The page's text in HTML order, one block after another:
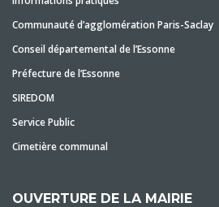
Communauté d’agglomération Paris-Saclay
Conseil départemental de l’Essonne
Préfecture de l’Essonne
SIREDOM
Service Public
Cimetière communal
OUVERTURE DE LA MAIRIE